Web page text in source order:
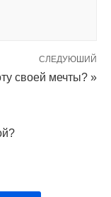
СЛЕДУЮШИЙ
своей мечты? »